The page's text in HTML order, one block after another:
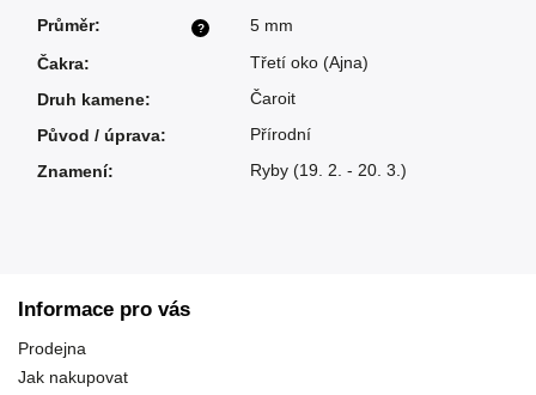
?
Průměr:
5 mm
Čakra:
Třetí oko (Ajna)
Druh kamene:
Čaroit
Původ / úprava:
Přírodní
Znamení: Ryby (19. 2. - 20. 3.)
Informace pro vás
Prodejna
Jak nakupovat